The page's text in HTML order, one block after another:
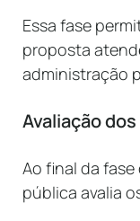
Essa fase
proposta
administração
Avaliação
Ao final da
pública avalia